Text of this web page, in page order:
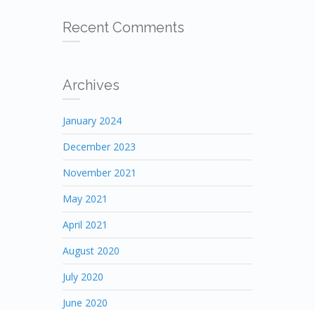
Recent Comments
Archives
January 2024
December 2023
November 2021
May 2021
April 2021
August 2020
July 2020
June 2020